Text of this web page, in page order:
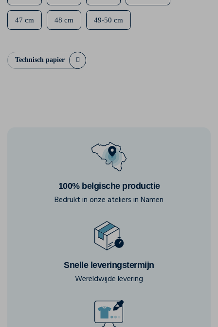
47 cm 48 cm 49-50 cm
Technisch papier
100% belgische productie
Bedrukt in onze ateliers in Namen
Snelle leveringstermijn
Wereldwijde levering